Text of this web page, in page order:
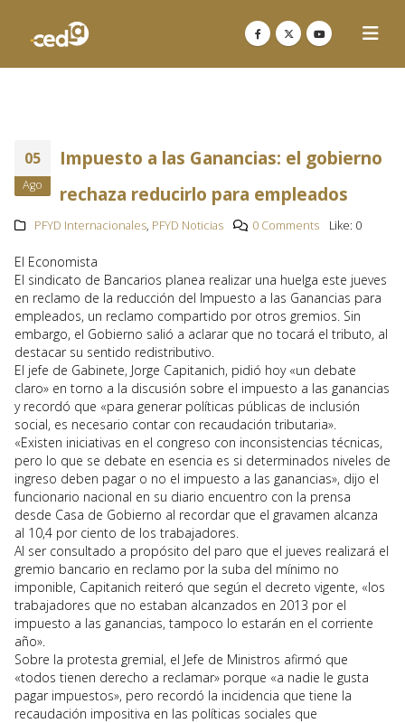
05
Ago
Impuesto a las Ganancias: el gobierno
rechaza reducirlo para empleados
PFYD Internacionales, PFYD Noticias 0 Comments Like: 0
El Economista
El sindicato de Bancarios planea realizar una huelga este jueves
en reclamo de la reducción del Impuesto a las Ganancias para
empleados, un reclamo compartido por otros gremios. Sin
embargo, el Gobierno salió a aclarar que no tocará el tributo, al
destacar su sentido redistributivo.
El jefe de Gabinete, Jorge Capitanich, pidió hoy «un debate
claro» en torno a la discusión sobre el impuesto a las ganancias
y recordó que «para generar políticas públicas de inclusión
social, es necesario contar con recaudación tributaria».
«Existen iniciativas en el congreso con inconsistencias técnicas,
pero lo que se debate en esencia es si determinados niveles de
ingreso deben pagar o no el impuesto a las ganancias», dijo el
funcionario nacional en su diario encuentro con la prensa
desde Casa de Gobierno al recordar que el gravamen alcanza
al 10,4 por ciento de los trabajadores.
Al ser consultado a propósito del paro que el jueves realizará el
gremio bancario en reclamo por la suba del mínimo no
imponible, Capitanich reiteró que según el decreto vigente, «los
trabajadores que no estaban alcanzados en 2013 por el
impuesto a las ganancias, tampoco lo estarán en el corriente
año».
Sobre la protesta gremial, el Jefe de Ministros afirmó que
«todos tienen derecho a reclamar» porque «a nadie le gusta
pagar impuestos», pero recordó la incidencia que tiene la
recaudación impositiva en las políticas sociales que